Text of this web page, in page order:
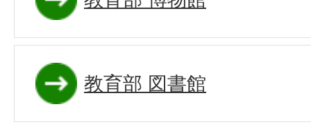
教育部 図書館